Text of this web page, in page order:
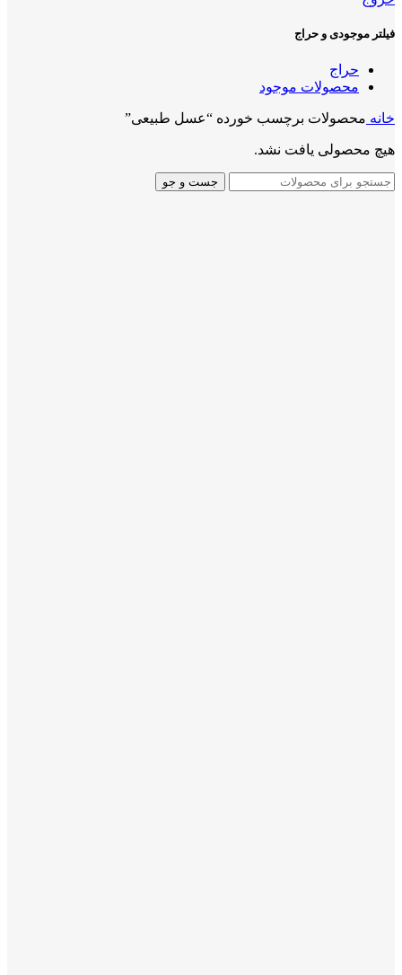
فیلتر موجودی و حراج
حراج
محصولات موجود
خانه محصولات برچسب خورده “عسل طبیعی”
هیچ محصولی یافت نشد.
جست و جو